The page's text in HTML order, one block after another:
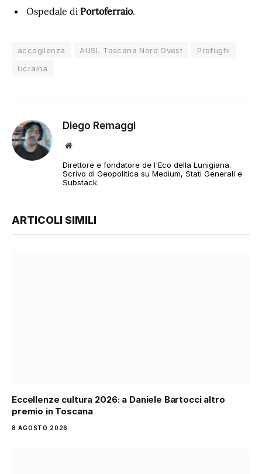
Ospedale di Portoferraio.
accoglienza AUSL Toscana Nord Ovest
Profughi
Ucraina
Diego Remaggi
Sito
Direttore e fondatore de l'Eco della Lunigiana.
Scrivo di Geopolitica su Medium, Stati Generali e
Substack.
ARTICOLI SIMILI
Eccellenze cultura 2026: a Daniele Bartocci altro
premio in Toscana
8 AGOSTO 2026